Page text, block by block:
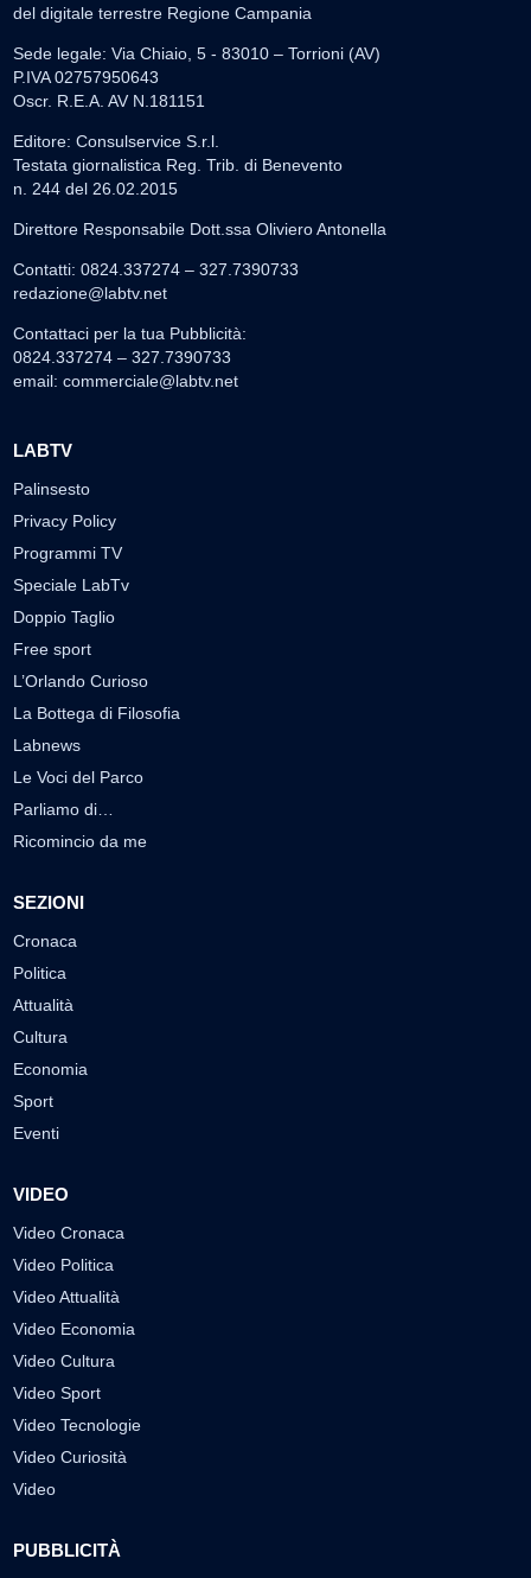
del digitale terrestre Regione Campania
Sede legale: Via Chiaio, 5 - 83010 – Torrioni (AV)
P.IVA 02757950643
Oscr. R.E.A. AV N.181151
Editore: Consulservice S.r.l.
Testata giornalistica Reg. Trib. di Benevento
n. 244 del 26.02.2015
Direttore Responsabile Dott.ssa Oliviero Antonella
Contatti: 0824.337274 – 327.7390733
redazione@labtv.net
Contattaci per la tua Pubblicità:
0824.337274 – 327.7390733
email: commerciale@labtv.net
LABTV
Palinsesto
Privacy Policy
Programmi TV
Speciale LabTv
Doppio Taglio
Free sport
L’Orlando Curioso
La Bottega di Filosofia
Labnews
Le Voci del Parco
Parliamo di…
Ricomincio da me
SEZIONI
Cronaca
Politica
Attualità
Cultura
Economia
Sport
Eventi
VIDEO
Video Cronaca
Video Politica
Video Attualità
Video Economia
Video Cultura
Video Sport
Video Tecnologie
Video Curiosità
Video
PUBBLICITÀ